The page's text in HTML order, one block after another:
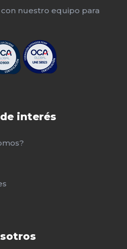
nuestro equipo para
interés